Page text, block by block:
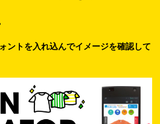
ントを入れ込んでイメージを確認して